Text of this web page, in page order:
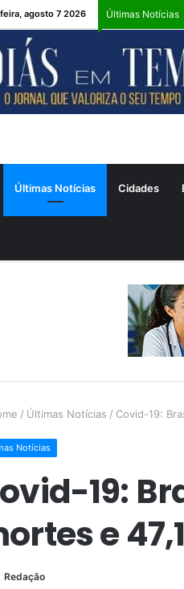
agosto 7 2026 Últimas Notícias
Últimas Notícias Cidades
/ Últimas Notícias / Covid-19:
Notícias
19:
e
Redação